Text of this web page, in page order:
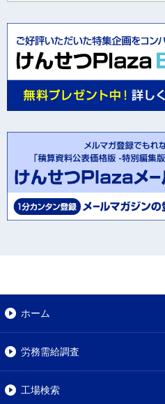
ホーム
労務需給調査
工場検索